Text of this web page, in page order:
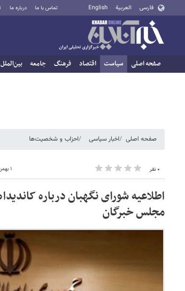
فارسی العربية English تماس با ما درباره ما
صفحه اصلی سیاست اقتصاد فرهنگ جامعه بین‌الملل
صفحه اصلی اخبار سیاسی احزاب و شخصیت‌ها
۰ نفر ۱ بهمن ۱۳۹۸ - ۰۷:۳۷
اطلاعیه شورای نگهبان درباره
مجلس خبرگان